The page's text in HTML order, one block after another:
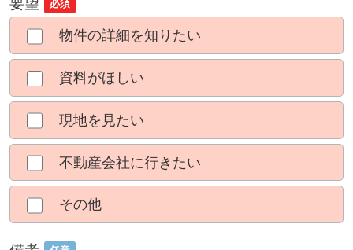
要望 必須
物件の詳細を知りたい
資料がほしい
現地を見たい
不動産会社に行きたい
その他